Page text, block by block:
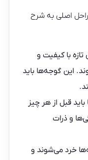
اصلی به شرح
با کیفیت و
این گوجه‌ها باید
قبل از هر چیز
و ذرات
خرد می‌شوند و